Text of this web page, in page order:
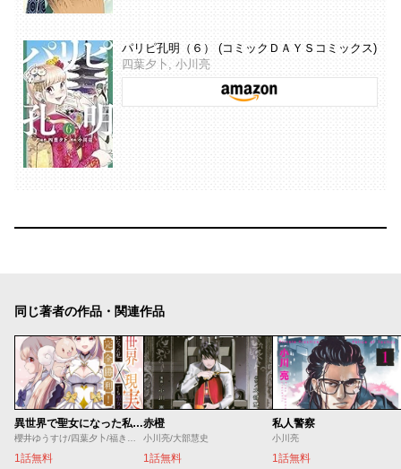
パリピ孔明（６） (コミックＤＡＹＳコミックス)
四葉夕卜, 小川亮
同じ著者の作品・関連作品
異世界で聖女になった私、現実世界でも聖女チートで完全勝利！
1話無料
赤橙
小川亮/大部慧史
1話無料
私人警察
小川亮
1話無料